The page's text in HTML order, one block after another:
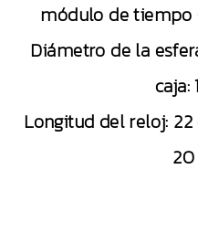
módulo de tiempo
Diámetro de la
caja:
Longitud del reloj: